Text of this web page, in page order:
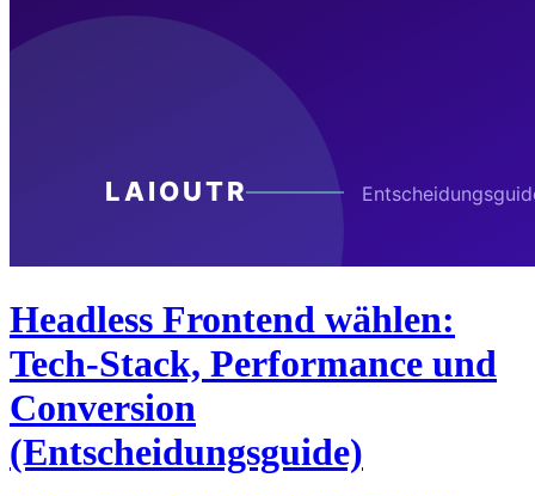
Headless Frontend wählen:
Tech-Stack, Performance und
Conversion
(Entscheidungsguide)